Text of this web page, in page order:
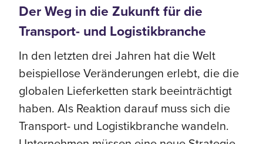
Der Weg in die Zukunft für die
Transport- und Logistikbranche
In den letzten drei Jahren hat die Welt
beispiellose Veränderungen erlebt, die die
globalen Lieferketten stark beeinträchtigt
haben. Als Reaktion darauf muss sich die
Transport- und Logistikbranche wandeln.